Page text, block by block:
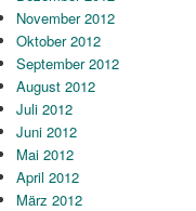
November 2012
Oktober 2012
September 2012
August 2012
Juli 2012
Juni 2012
Mai 2012
April 2012
März 2012